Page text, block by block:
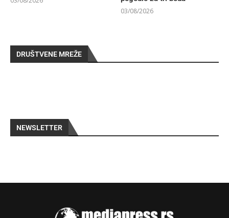
03/08/2026
DRUŠTVENE MREŽE
NEWSLETTER